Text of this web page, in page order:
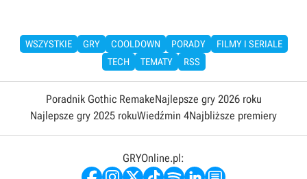
WSZYSTKIE GRY COOLDOWN PORADY
FILMY I SERIALE
TECH
TEMATY RSS
Poradnik Gothic RemakeNajlepsze gry 2026 roku
Najlepsze gry 2025 rokuWiedźmin 4Najbliższe premiery
GRYOnline.pl: